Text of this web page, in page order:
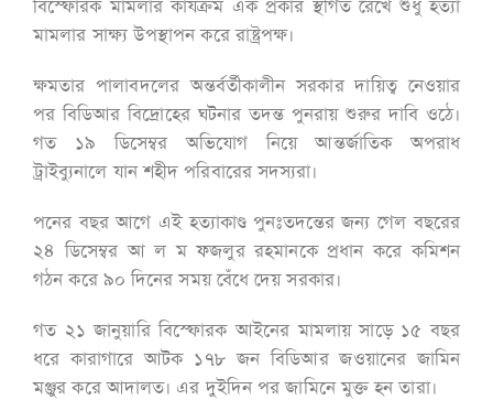
বিস্ফোরক মামলার কার্যক্রম এক প্রকার স্থগিত রেখে শুধু হত্যা
মামলার সাক্ষ্য উপস্থাপন করে রাষ্ট্রপক্ষ।
ক্ষমতার পালাবদলের অন্তর্বর্তীকালীন সরকার দায়িত্ব নেওয়ার
পর বিডিআর বিদ্রোহের ঘটনার তদন্ত পুনরায় শুরুর দাবি ওঠে।
গত ১৯ ডিসেম্বর অভিযোগ নিয়ে আন্তর্জাতিক অপরাধ
ট্রাইব্যুনালে যান শহীদ পরিবারের সদস্যরা।
পনের বছর আগে এই হত্যাকাণ্ড পুনঃতদন্তের জন্য গেল বছরের
২৪ ডিসেম্বর আ ল ম ফজলুর রহমানকে প্রধান করে কমিশন
গঠন করে ৯০ দিনের সময় বেঁধে দেয় সরকার।
গত ২১ জানুয়ারি বিস্ফোরক আইনের মামলায় সাড়ে ১৫ বছর
ধরে কারাগারে আটক ১৭৮ জন বিডিআর জওয়ানের জামিন
মঞ্জুর করে আদালত। এর দুইদিন পর জামিনে মুক্ত হন তারা।